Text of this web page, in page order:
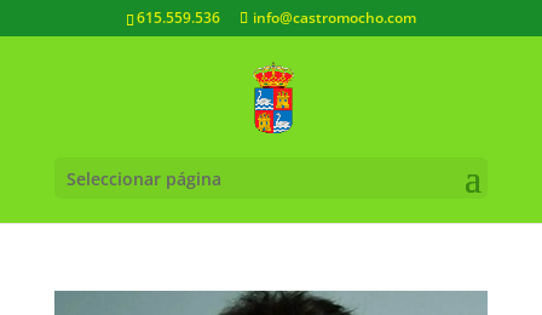
615.559.536 info@castromocho.com
Seleccionar página